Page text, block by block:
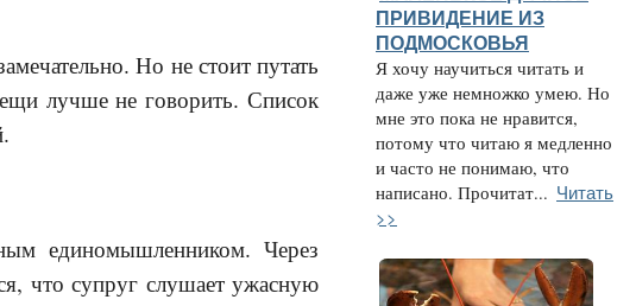
Но не стоит путать
лучше не говорить. Список
единомышленником. Через
что супруг слушает ужасную
ПРИВИДЕНИЕ ИЗ
ПОДМОСКОВЬЯ
Я хочу научиться читать и
даже уже немножко умею. Но
мне это пока не нравится,
потому что читаю я медленно
и часто не понимаю, что
написано. Прочитат... Читать
>>